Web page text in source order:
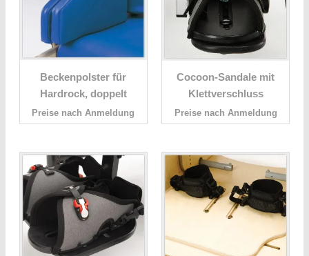
Beckenpolster für
Hardrock, doppelt
Preise nach Anmeldung
Cocoon-Sandale mit
Klettverschluss
Preise nach Anmeldung